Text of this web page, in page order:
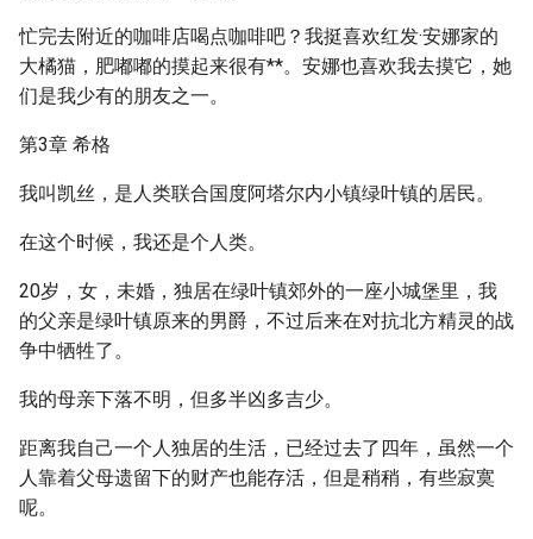
忙完去附近的咖啡店喝点咖啡吧？我挺喜欢红发·安娜家的
大橘猫，肥嘟嘟的摸起来很有**。安娜也喜欢我去摸它，她
们是我少有的朋友之一。
第3章 希格
我叫凯丝，是人类联合国度阿塔尔内小镇绿叶镇的居民。
在这个时候，我还是个人类。
20岁，女，未婚，独居在绿叶镇郊外的一座小城堡里，我
的父亲是绿叶镇原来的男爵，不过后来在对抗北方精灵的战
争中牺牲了。
我的母亲下落不明，但多半凶多吉少。
距离我自己一个人独居的生活，已经过去了四年，虽然一个
人靠着父母遗留下的财产也能存活，但是稍稍，有些寂寞
呢。